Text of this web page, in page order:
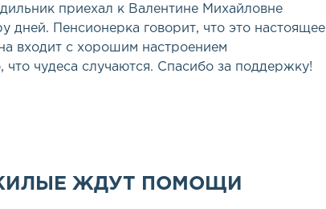
приехал к Валентине Михайловне
дней. Пенсионерка говорит, что это настоящее
входит с хорошим настроением
что чудеса случаются. Спасибо за поддержку!
ЖДУТ ПОМОЩИ